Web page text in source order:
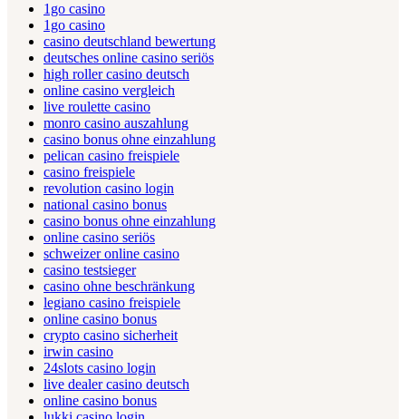
1go casino
1go casino
casino deutschland bewertung
deutsches online casino seriös
high roller casino deutsch
online casino vergleich
live roulette casino
monro casino auszahlung
casino bonus ohne einzahlung
pelican casino freispiele
casino freispiele
revolution casino login
national casino bonus
casino bonus ohne einzahlung
online casino seriös
schweizer online casino
casino testsieger
casino ohne beschränkung
legiano casino freispiele
online casino bonus
crypto casino sicherheit
irwin casino
24slots casino login
live dealer casino deutsch
online casino bonus